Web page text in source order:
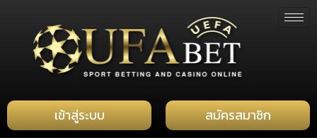
เข้าสู่ระบบ สมัครสมาชิก